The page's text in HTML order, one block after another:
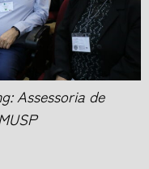
Assessoria de